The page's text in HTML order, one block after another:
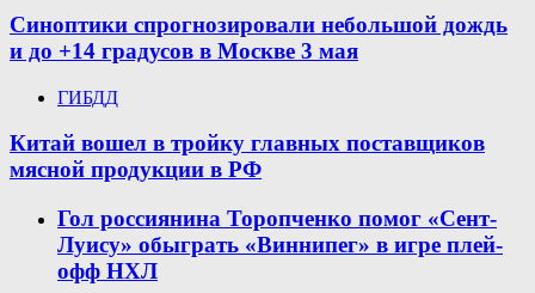
Синоптики спрогнозировали небольшой дождь
и до +14 градусов в Москве 3 мая
ГИБДД
Китай вошел в тройку главных поставщиков
мясной продукции в РФ
Гол россиянина Торопченко помог «Сент-
Луису» обыграть «Виннипег» в игре плей-
офф НХЛ